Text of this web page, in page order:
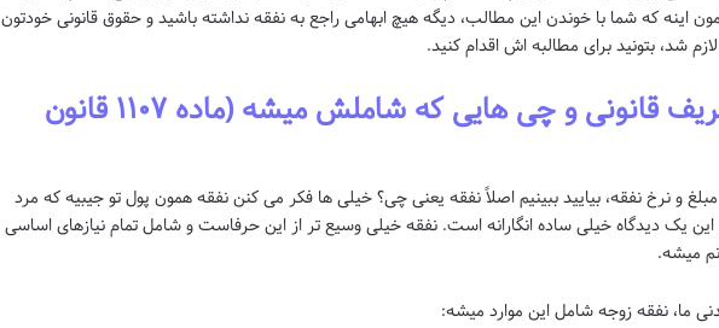
اینه که شما با خوندن این مطالب، دیگه هیچ ابهامی راجع به نفقه نداشته باشید و حقوق قانونی خودتون
شد، بتونید برای مطالبه اش اقدام کنید.
نفقه چیه؟ تعریف قانونی و چی هایی که شاملش میشه (ماده ۱۱۰۷ قانون
و نرخ نفقه، بیایید ببینیم اصلاً نفقه یعنی چی؟ خیلی ها فکر می کنن نفقه همون پول تو جیبیه که مرد
این یک دیدگاه خیلی ساده انگارانه است. نفقه خیلی وسیع تر از این حرفاست و شامل تمام نیازهای اساسی
میشه.